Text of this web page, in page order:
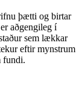
þætti og birtar
aðgengileg í
sem lækkar
eftir mynstrum
fundi.